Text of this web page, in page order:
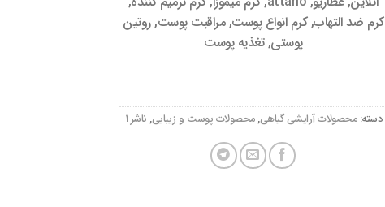
کرم ضد التهاب, کرم انواع پوست, مراقبت پوست, روتین
پوستی, تغذیه پوست
دسته:محصولات آرایشی گیاهی,محصولات پوست و زیبایی, ناشر 1